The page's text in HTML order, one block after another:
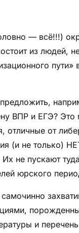
— всё!!!)
из
ВПР и ЕГЭ? Это
отличные от
(и не только)
Их не пускают
юрского
и